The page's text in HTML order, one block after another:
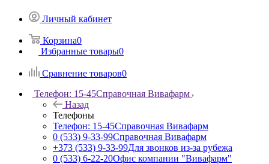
Личный кабинет
Корзина0
Избранные товары0
Сравнение товаров0
Телефон: 15-45Справочная Вивафарм
Назад
Телефоны
Телефон: 15-45Справочная Вивафарм
0 (533) 9-33-99Справочная Вивафарм
+373 (533) 9-33-99Для звонков из-за рубежа
0 (533) 6-22-20Офис компании "Вивафарм"